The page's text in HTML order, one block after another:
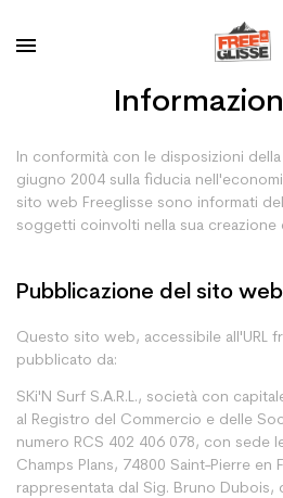
In conformità con le disposizioni
giugno 2004 sulla fiducia
sito web Freeglisse sono informati
soggetti coinvolti nella sua creazione
Pubblicazione del sito web
Questo sito web, accessibile all'URL
pubblicato da:
SKi'N Surf S.A.R.L., società con
al Registro del Commercio e delle
numero RCS 402 406 078, con sede
Champs Plans, 74800 Saint-Pierre en
rappresentata dal Sig. Bruno Dubois,